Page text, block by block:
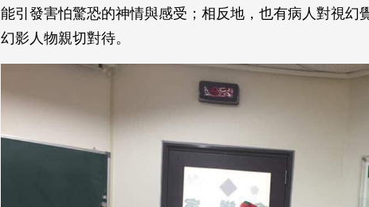
能引發害怕驚恐的神情與感受；相反地，也有病人對視幻
幻影人物親切對待。